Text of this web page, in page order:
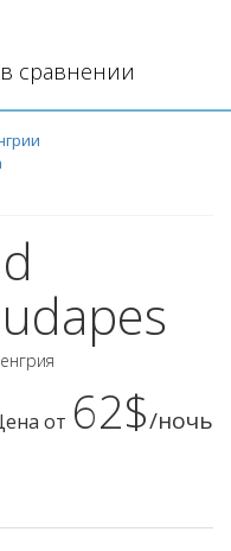
сравнении
от 62$/ночь